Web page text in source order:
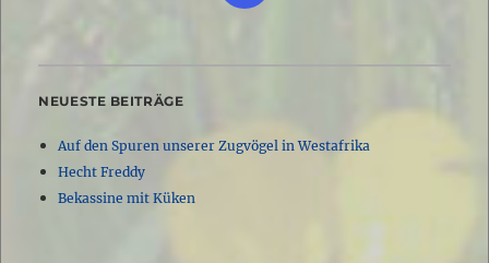
NEUESTE BEITRÄGE
Auf den Spuren unserer Zugvögel in Westafrika
Hecht Freddy
Bekassine mit Küken